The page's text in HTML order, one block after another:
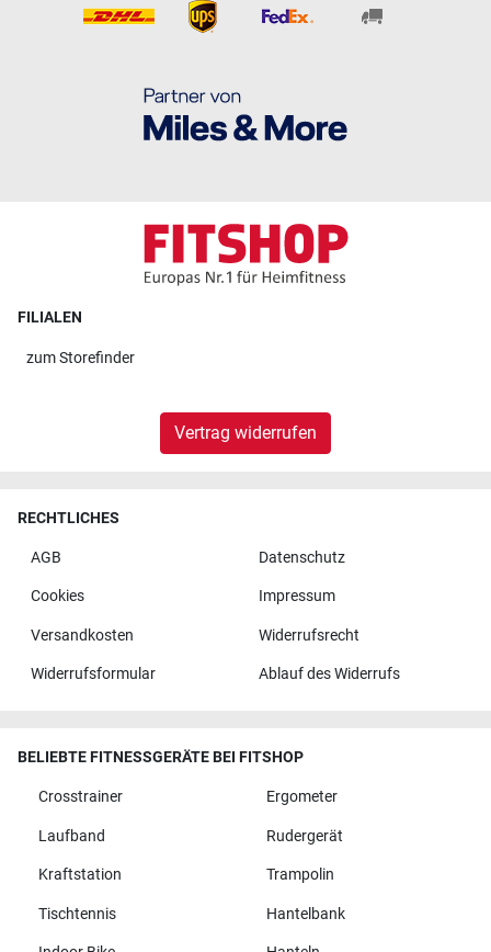
FILIALEN
zumStorefinder
Vertrag widerrufen
RECHTLICHES
AGB Datenschutz
Cookies Impressum
Versandkosten Widerrufsrecht
Widerrufsformular Ablauf des Widerrufs
BELIEBTE FITNESSGERÄTE BEI FITSHOP
Crosstrainer Ergometer
Laufband Rudergerät
Kraftstation Trampolin
Tischtennis Hantelbank